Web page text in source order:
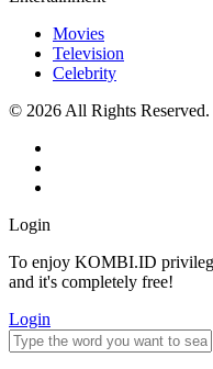
Movies
Television
Celebrity
© 2026 All Rights Reserved.
Login
To enjoy KOMBI.ID
and it's completely free!
Login